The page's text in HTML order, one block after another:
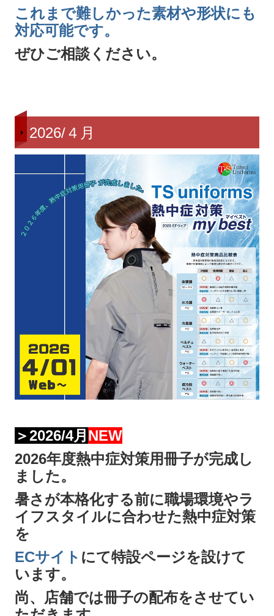
これまで難しかった素材や形状にも
対応可能です。
ぜひご相談ください。
2026/４月
＞2026/4月 NEW
2026年度熱中症対策用冊子が完成し
ました。
暑さが本格化する前に職場環境やラ
イフスタイルに合わせた熱中症対策
を
ECサイト にて特設ページを設けて
います。
尚、店舗では冊子の配布をさせてい